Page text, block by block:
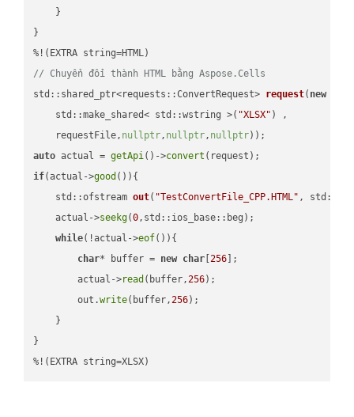
    }
}
// Chuyển đổi thành HTML bằng Aspose.Cells
std::shared_ptr<requests::ConvertRequest> request( new
    std::make_shared< std::wstring >(
"XLSX" ) ,
    requestFile,
nullptr, nullptr, nullptr))
auto actual = getApi()->convert
if(actual->good ()){
std::ofstream out( "TestConvertFile_CPP.HTML" ,
    actual->
seekg(0,std::ios_base::beg);
while(!actual->eof()){
char* buffer = new char [256 ];
        actual->
read (buffer,256);
        out.
write(buffer,256);
    }
}
%!(EXTRA string=XLSX)